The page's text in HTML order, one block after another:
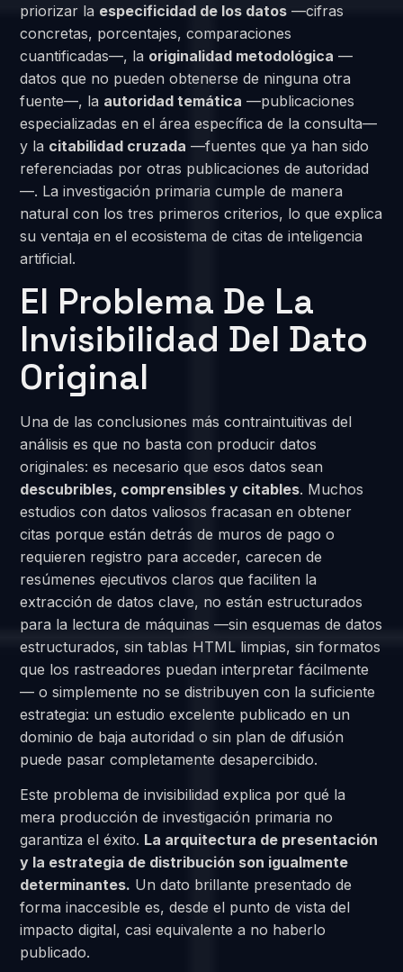
priorizar la especificidad de los datos —cifras
concretas, porcentajes, comparaciones
cuantificadas—, la originalidad metodológica —
datos que no pueden obtenerse de ninguna otra
fuente—, la autoridad temática —publicaciones
especializadas en el área específica de la consulta—
y la citabilidad cruzada —fuentes que ya han sido
referenciadas por otras publicaciones de autoridad
—. La investigación primaria cumple de manera
natural con los tres primeros criterios, lo que explica
su ventaja en el ecosistema de citas de inteligencia
artificial.
El Problema De La
Invisibilidad Del Dato
Original
Una de las conclusiones más contraintuitivas del
análisis es que no basta con producir datos
originales: es necesario que esos datos sean
descubribles, comprensibles y citables. Muchos
estudios con datos valiosos fracasan en obtener
citas porque están detrás de muros de pago o
requieren registro para acceder, carecen de
resúmenes ejecutivos claros que faciliten la
extracción de datos clave, no están estructurados
para la lectura de máquinas —sin esquemas de datos
estructurados, sin tablas HTML limpias, sin formatos
que los rastreadores puedan interpretar fácilmente
— o simplemente no se distribuyen con la suficiente
estrategia: un estudio excelente publicado en un
dominio de baja autoridad o sin plan de difusión
puede pasar completamente desapercibido.
Este problema de invisibilidad explica por qué la
mera producción de investigación primaria no
garantiza el éxito. La arquitectura de presentación
y la estrategia de distribución son igualmente
determinantes. Un dato brillante presentado de
forma inaccesible es, desde el punto de vista del
impacto digital, casi equivalente a no haberlo
publicado.